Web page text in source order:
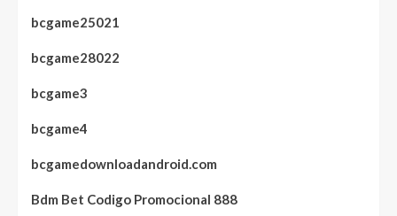
bcgame25021
bcgame28022
bcgame3
bcgame4
bcgamedownloadandroid.com
Bdm Bet Codigo Promocional 888